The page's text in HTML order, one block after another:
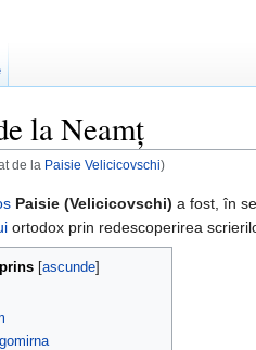
la Neamț
de la Paisie Velicicovschi)
Paisie (Velicicovschi) a fost, în
ortodox prin redescoperirea
[ascunde]